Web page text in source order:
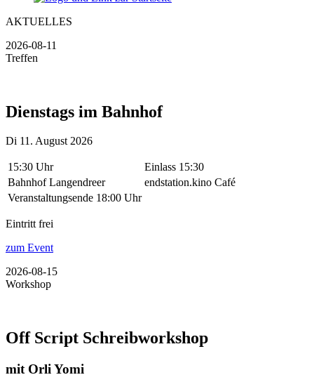
AKTUELLES
2026-08-11
Treffen
Dienstags im Bahnhof
Di 11. August 2026
15:30 Uhr
Einlass 15:30
Bahnhof Langendreer
endstation.kino Café
Veranstaltungsende 18:00 Uhr
Eintritt frei
zum Event
2026-08-15
Workshop
Off Script Schreibworkshop
mit Orli Yomi